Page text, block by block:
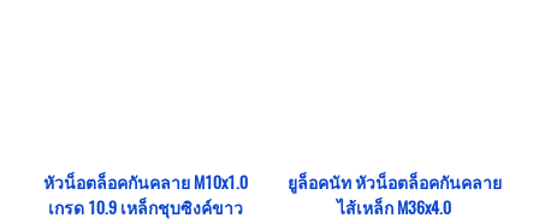
หัวน็อตล็อคกันคลาย M10x1.0
เกรด 10.9 เหล็กชุบซิงค์ขาว
ยูล็อคนัท หัวน็อตล็อคกันคลาย
ไส้เหล็ก M36x4.0